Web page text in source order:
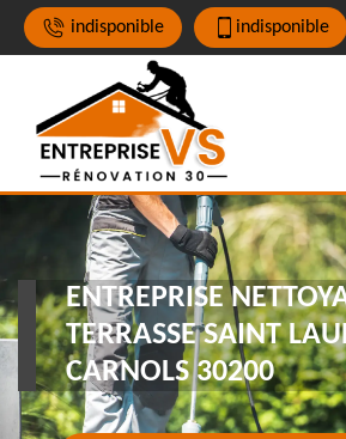
indisponible indisponible
ENTREPRISE
TERRASSE SAINT
CARNOLS 30200